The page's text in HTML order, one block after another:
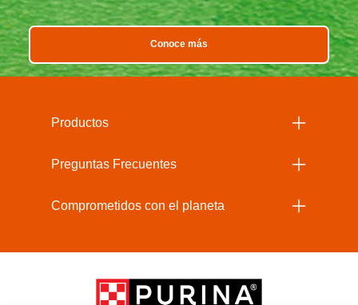
Conoce más
Productos
Preguntas Frecuentes
Comprometidos con el planeta